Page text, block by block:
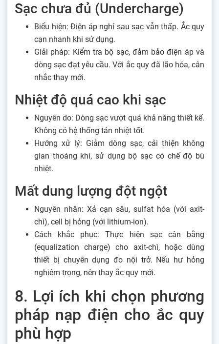
Sạc chưa đủ (Undercharge)
Biểu hiện: Điện áp nghỉ sau sạc vẫn thấp. Ắc quy
cạn nhanh khi sử dụng.
Giải pháp: Kiểm tra bộ sạc, đảm bảo điện áp và
dòng sạc đạt yêu cầu. Với ắc quy đã lão hóa, cân
nhắc thay mới.
Nhiệt độ quá cao khi sạc
Nguyên do: Dòng sạc vượt quá khả năng thiết kế.
Không có hệ thống tản nhiệt tốt.
Hướng xử lý: Giảm dòng sạc, cải thiện không
gian thoáng khí, sử dụng bộ sạc có chế độ bù
nhiệt.
Mất dung lượng đột ngột
Nguyên nhân: Xả cạn sâu, sulfat hóa (với axit-
chì), cell bị hỏng (với lithium-ion).
Cách khắc phục: Thực hiện sạc cân bằng
(equalization charge) cho axit-chì, hoặc dùng
thiết bị chuyên dụng đo nội trở. Nếu hư hỏng
nghiêm trọng, nên thay ắc quy mới.
8. Lợi ích khi chọn phương
pháp nạp điện cho ắc quy
phù hợp